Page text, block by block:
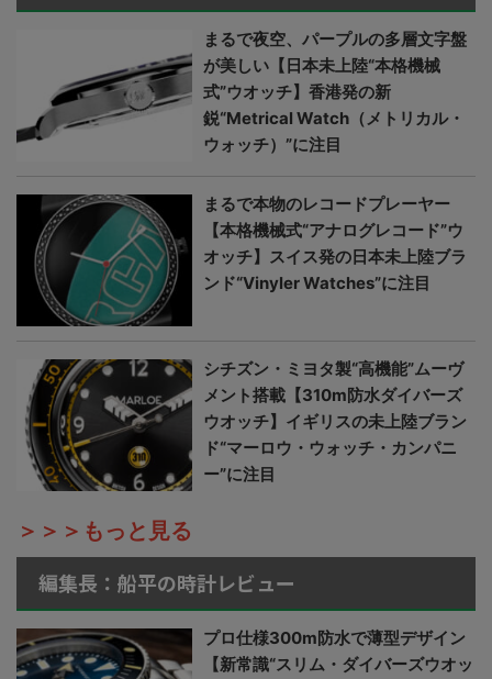
まるで夜空、パープルの多層文字盤
が美しい【日本未上陸“本格機械
式”ウオッチ】香港発の新
鋭“Metrical Watch（メトリカル・
ウォッチ）”に注目
まるで本物のレコードプレーヤー
【本格機械式“アナログレコード”ウ
オッチ】スイス発の日本未上陸ブラ
ンド“Vinyler Watches”に注目
シチズン・ミヨタ製“高機能”ムーヴ
メント搭載【310m防水ダイバーズ
ウオッチ】イギリスの未上陸ブラン
ド“マーロウ・ウォッチ・カンパニ
ー”に注目
＞＞＞もっと見る
編集長：船平の時計レビュー
プロ仕様300m防水で薄型デザイン
【新常識“スリム・ダイバーズウオッ